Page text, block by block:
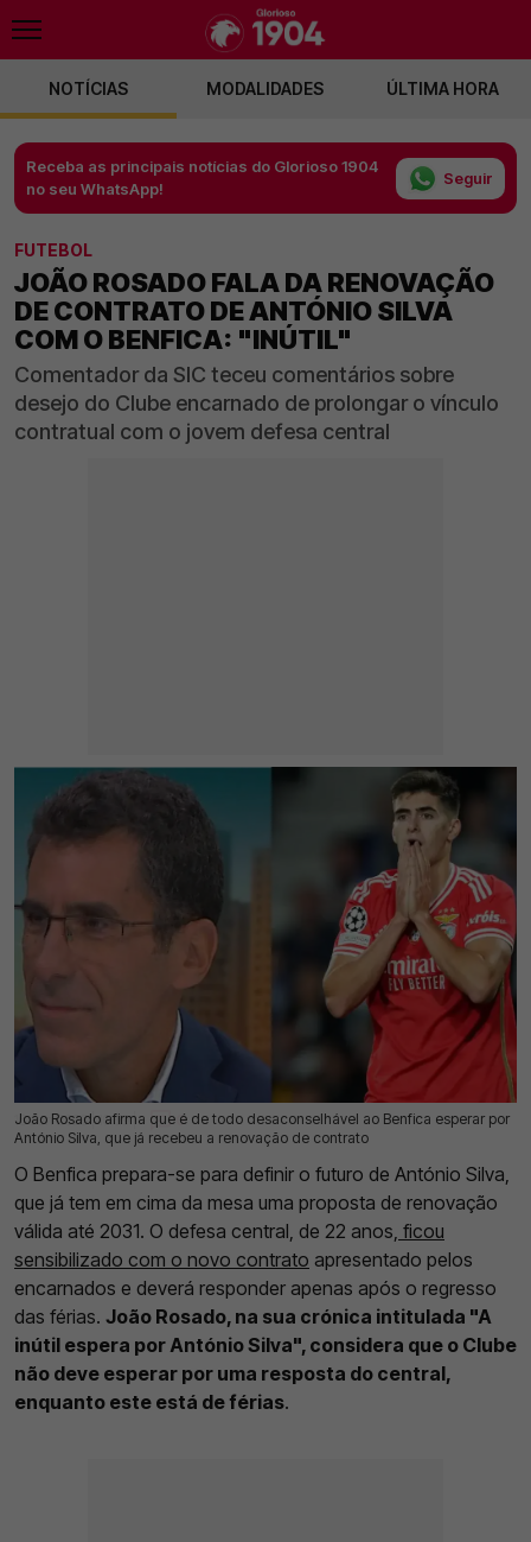
NOTÍCIAS MODALIDADES ÚLTIMA HORA
Receba as principais notícias do Glorioso 1904
no seu WhatsApp!
Seguir
FUTEBOL
JOÃO ROSADO FALA DA RENOVAÇÃO
DE CONTRATO DE ANTÓNIO SILVA
COM O BENFICA: "INÚTIL"
Comentador da SIC teceu comentários sobre
desejo do Clube encarnado de prolongar o vínculo
contratual com o jovem defesa central
João Rosado afirma que é de todo desaconselhável ao Benfica esperar por
António Silva, que já recebeu a renovação de contrato
16 Jun 2026 | 10:59 | 0
O Benfica prepara-se para definir o futuro de António Silva,
que já tem em cima da mesa uma proposta de renovação
válida até 2031. O defesa central, de 22 anos, ficou
sensibilizado com o novo contrato apresentado pelos
encarnados e deverá responder apenas após o regresso
das férias. João Rosado, na sua crónica intitulada "A
inútil espera por António Silva", considera que o Clube
não deve esperar por uma resposta do central,
enquanto este está de férias.